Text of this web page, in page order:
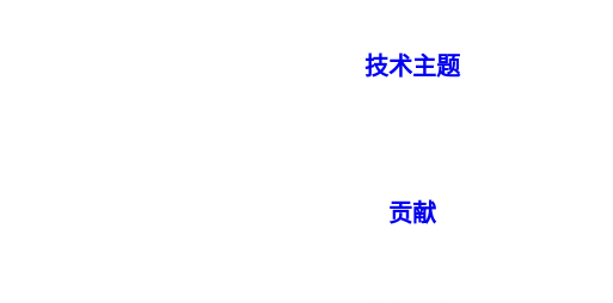
技术主题
贡献